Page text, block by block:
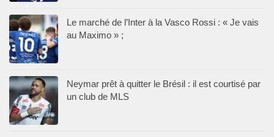
Le marché de l’Inter à la Vasco Rossi : « Je vais
au Maximo » ;
Neymar prêt à quitter le Brésil : il est courtisé par
un club de MLS